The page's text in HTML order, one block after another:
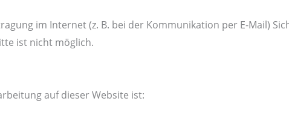
im Internet (z. B. bei der Kommunikation per E-Mail)
ist nicht möglich.
auf dieser Website ist: